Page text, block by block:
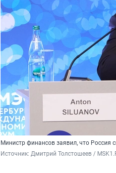
Министр финансов заявил, что Россия
Источник: Дмитрий Толстошеев /